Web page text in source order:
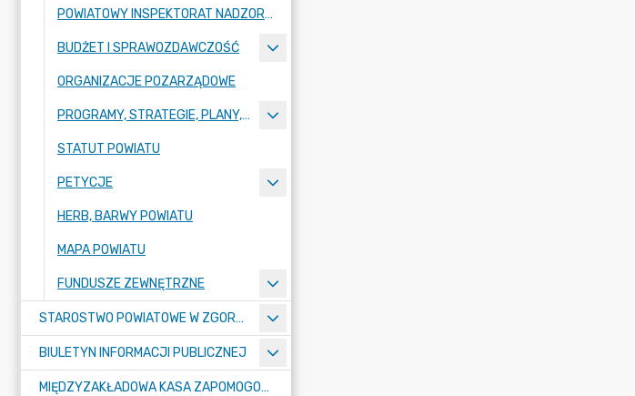
POWIATOWY INSPEKTORAT NADZORU BUDOWLANEGO
BUDŻET I SPRAWOZDAWCZOŚĆ
ORGANIZACJE POZARZĄDOWE
PROGRAMY, STRATEGIE, PLANY, RAPORTY
STATUT POWIATU
PETYCJE
HERB, BARWY POWIATU
MAPA POWIATU
FUNDUSZE ZEWNĘTRZNE
STAROSTWO POWIATOWE W ZGORZELCU
BIULETYN INFORMACJI PUBLICZNEJ
MIĘDZYZAKŁADOWA KASA ZAPOMOGOWO-POŻYCZKOWA